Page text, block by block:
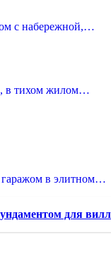
с набережной,…
в тихом жилом…
гаражом в элитном…
для